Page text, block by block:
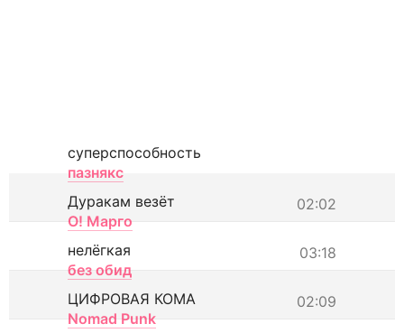
суперспособность
пазнякс
02:02
Дуракам везёт
О! Марго
03:18
нелёгкая
без обид
02:09
ЦИФРОВАЯ КОМА
Nomad Punk